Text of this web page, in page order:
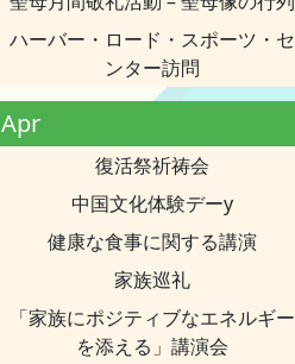
ハーバー・ロード・スポーツ・セ
ンター訪問
Apr
復活祭祈祷会
中国文化体験デーy
健康な食事に関する講演
家族巡礼
「家族にポジティブなエネルギー
を添える」講演会